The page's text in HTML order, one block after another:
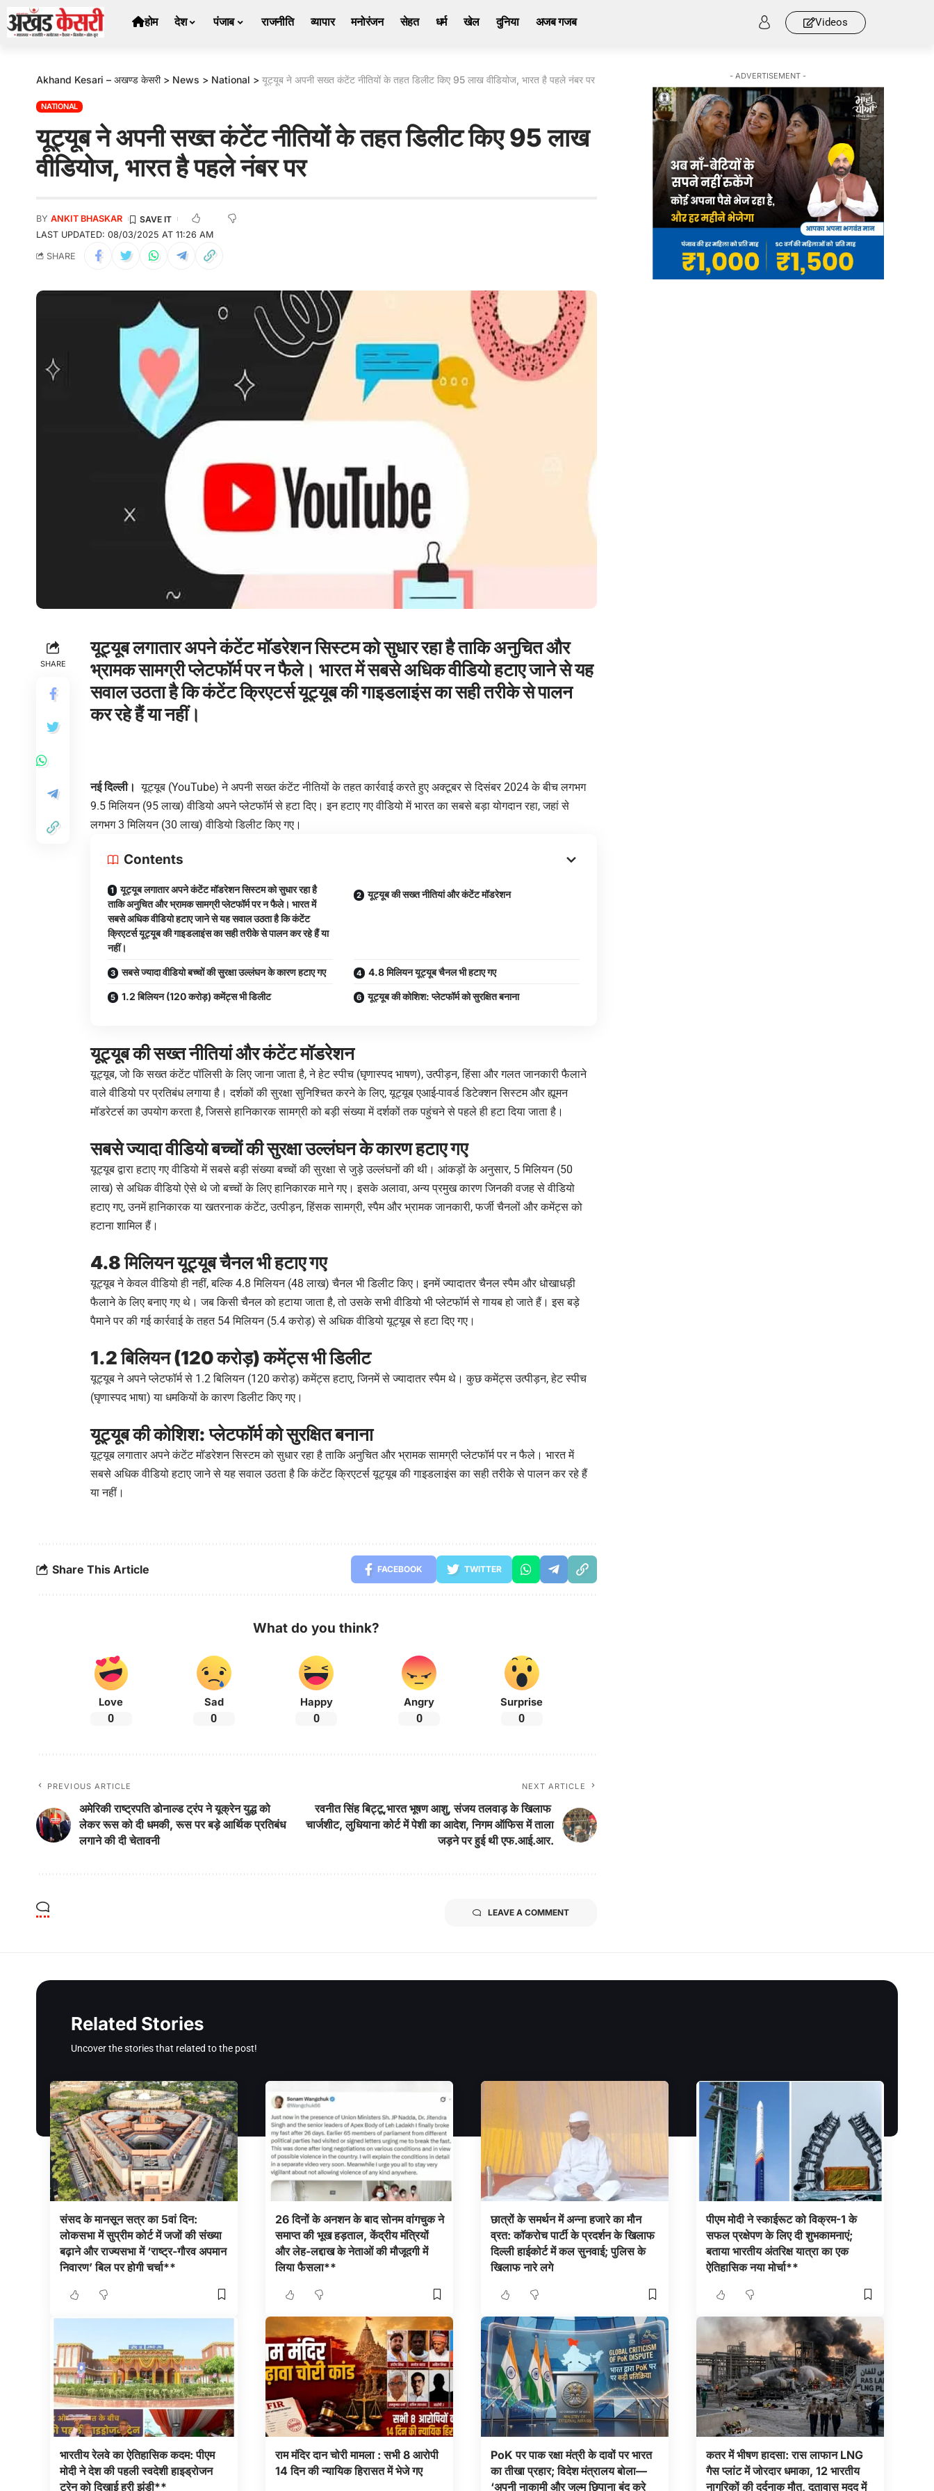
होम देश पंजाब राजनीति व्यापार मनोरंजन सेहत धर्म खेल दुनिया अजब गजब Videos
Akhand Kesari – अखण्ड केसरी> News > National > यूट्यूब ने अपनी सख्त कंटेंट नीतियों के तहत डिलीट किए 95 लाख वीडियोज, भारत है पहले नंबर पर
NATIONAL
यूट्यूब ने अपनी सख्त कंटेंट नीतियों के तहत डिलीट किए 95 लाख
वीडियोज, भारत है पहले नंबर पर
LAST UPDATED: 08/03/2025 AT 11:26 AM
BY ANKIT BHASKAR
SHARE
SHARE
यूट्यूब लगातार अपने कंटेंट मॉडरेशन सिस्टम को सुधार रहा है ताकि अनुचित और
भ्रामक सामग्री प्लेटफॉर्म पर न फैले। भारत में सबसे अधिक वीडियो हटाए जाने से यह
सवाल उठता है कि कंटेंट क्रिएटर्स यूट्यूब की गाइडलाइंस का सही तरीके से पालन
कर रहे हैं या नहीं।
नई दिल्ली। यूट्यूब (YouTube) ने अपनी सख्त कंटेंट नीतियों के तहत कार्रवाई करते हुए अक्टूबर से दिसंबर 2024 के बीच लगभग
9.5 मिलियन (95 लाख) वीडियो अपने प्लेटफॉर्म से हटा दिए। इन हटाए गए वीडियो में भारत का सबसे बड़ा योगदान रहा, जहां से
लगभग 3 मिलियन (30 लाख) वीडियो डिलीट किए गए।
Contents
यूट्यूब लगातार अपने कंटेंट मॉडरेशन सिस्टम को सुधार रहा है
ताकि अनुचित और भ्रामक सामग्री प्लेटफॉर्म पर न फैले। भारत में
सबसे अधिक वीडियो हटाए जाने से यह सवाल उठता है कि कंटेंट
क्रिएटर्स यूट्यूब की गाइडलाइंस का सही तरीके से पालन कर रहे हैं या
नहीं।
यूट्यूब की सख्त नीतियां और कंटेंट मॉडरेशन
सबसे ज्यादा वीडियो बच्चों की सुरक्षा उल्लंघन के कारण हटाए गए 4.8 मिलियन यूट्यूब चैनल भी हटाए गए
1.2 बिलियन (120 करोड़) कमेंट्स भी डिलीट यूट्यूब की कोशिश: प्लेटफॉर्म को सुरक्षित बनाना
यूट्यूब की सख्त नीतियां और कंटेंट मॉडरेशन
यूट्यूब, जो कि सख्त कंटेंट पॉलिसी के लिए जाना जाता है, ने हेट स्पीच (घृणास्पद भाषण), उत्पीड़न, हिंसा और गलत जानकारी फैलाने
वाले वीडियो पर प्रतिबंध लगाया है। दर्शकों की सुरक्षा सुनिश्चित करने के लिए, यूट्यूब एआई-पावर्ड डिटेक्शन सिस्टम और ह्यूमन
मॉडरेटर्स का उपयोग करता है, जिससे हानिकारक सामग्री को बड़ी संख्या में दर्शकों तक पहुंचने से पहले ही हटा दिया जाता है।
सबसे ज्यादा वीडियो बच्चों की सुरक्षा उल्लंघन के कारण हटाए गए
यूट्यूब द्वारा हटाए गए वीडियो में सबसे बड़ी संख्या बच्चों की सुरक्षा से जुड़े उल्लंघनों की थी। आंकड़ों के अनुसार, 5 मिलियन (50
लाख) से अधिक वीडियो ऐसे थे जो बच्चों के लिए हानिकारक माने गए। इसके अलावा, अन्य प्रमुख कारण जिनकी वजह से वीडियो
हटाए गए, उनमें हानिकारक या खतरनाक कंटेंट, उत्पीड़न, हिंसक सामग्री, स्पैम और भ्रामक जानकारी, फर्जी चैनलों और कमेंट्स को
हटाना शामिल हैं।
4.8 मिलियन यूट्यूब चैनल भी हटाए गए
यूट्यूब ने केवल वीडियो ही नहीं, बल्कि 4.8 मिलियन (48 लाख) चैनल भी डिलीट किए। इनमें ज्यादातर चैनल स्पैम और धोखाधड़ी
फैलाने के लिए बनाए गए थे। जब किसी चैनल को हटाया जाता है, तो उसके सभी वीडियो भी प्लेटफॉर्म से गायब हो जाते हैं। इस बड़े
पैमाने पर की गई कार्रवाई के तहत 54 मिलियन (5.4 करोड़) से अधिक वीडियो यूट्यूब से हटा दिए गए।
1.2 बिलियन (120 करोड़) कमेंट्स भी डिलीट
यूट्यूब ने अपने प्लेटफॉर्म से 1.2 बिलियन (120 करोड़) कमेंट्स हटाए, जिनमें से ज्यादातर स्पैम थे। कुछ कमेंट्स उत्पीड़न, हेट स्पीच
(घृणास्पद भाषा) या धमकियों के कारण डिलीट किए गए।
यूट्यूब की कोशिश: प्लेटफॉर्म को सुरक्षित बनाना
यूट्यूब लगातार अपने कंटेंट मॉडरेशन सिस्टम को सुधार रहा है ताकि अनुचित और भ्रामक सामग्री प्लेटफॉर्म पर न फैले। भारत में
सबसे अधिक वीडियो हटाए जाने से यह सवाल उठता है कि कंटेंट क्रिएटर्स यूट्यूब की गाइडलाइंस का सही तरीके से पालन कर रहे हैं
या नहीं।
Share This Article FACEBOOK TWITTER
What do you think?
Love
0
Sad
0
Happy
0
Angry
0
Surprise
0
PREVIOUS ARTICLE
अमेरिकी राष्ट्रपति डोनाल्ड ट्रंप ने यूक्रेन युद्ध को
लेकर रूस को दी धमकी, रूस पर बड़े आर्थिक प्रतिबंध
लगाने की दी चेतावनी
NEXT ARTICLE
रवनीत सिंह बिट्टू,भारत भूषण आशु, संजय तलवाड़ के खिलाफ
चार्जशीट, लुधियाना कोर्ट में पेशी का आदेश, निगम ऑफिस में ताला
जड़ने पर हुई थी एफ.आई.आर.
LEAVE A COMMENT
- ADVERTISEMENT -
Related Stories
Uncover the stories that related to the post!
संसद के मानसून सत्र का 5वां दिन:
लोकसभा में सुप्रीम कोर्ट में जजों की संख्या
बढ़ाने और राज्यसभा में ‘राष्ट्र-गौरव अपमान
निवारण’ बिल पर होगी चर्चा**
26 दिनों के अनशन के बाद सोनम वांगचुक ने
समाप्त की भूख हड़ताल, केंद्रीय मंत्रियों
और लेह-लद्दाख के नेताओं की मौजूदगी में
लिया फैसला**
छात्रों के समर्थन में अन्ना हजारे का मौन
व्रत: कॉकरोच पार्टी के प्रदर्शन के खिलाफ
दिल्ली हाईकोर्ट में कल सुनवाई; पुलिस के
खिलाफ नारे लगे
पीएम मोदी ने स्काईरूट को विक्रम-1 के
सफल प्रक्षेपण के लिए दी शुभकामनाएं;
बताया भारतीय अंतरिक्ष यात्रा का एक
ऐतिहासिक नया मोर्चा**
भारतीय रेलवे का ऐतिहासिक कदम: पीएम
मोदी ने देश की पहली स्वदेशी हाइड्रोजन
ट्रेन को दिखाई हरी झंडी**
राम मंदिर दान चोरी मामला : सभी 8 आरोपी
14 दिन की न्यायिक हिरासत में भेजे गए
PoK पर पाक रक्षा मंत्री के दावों पर भारत
का तीखा प्रहार; विदेश मंत्रालय बोला—
‘अपनी नाकामी और जुल्म छिपाना बंद करे
कतर में भीषण हादसा: रास लाफान LNG
गैस प्लांट में जोरदार धमाका, 12 भारतीय
नागरिकों की दर्दनाक मौत, दूतावास मदद में